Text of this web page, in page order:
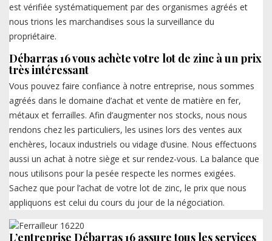
est vérifiée systématiquement par des organismes agréés et
nous trions les marchandises sous la surveillance du
propriétaire.
Débarras 16 vous achète votre lot de zinc à un prix
très intéressant
Vous pouvez faire confiance à notre entreprise, nous sommes
agréés dans le domaine d’achat et vente de matière en fer,
métaux et ferrailles. Afin d’augmenter nos stocks, nous nous
rendons chez les particuliers, les usines lors des ventes aux
enchères, locaux industriels ou vidage d’usine. Nous effectuons
aussi un achat à notre siège et sur rendez-vous. La balance que
nous utilisons pour la pesée respecte les normes exigées.
Sachez que pour l’achat de votre lot de zinc, le prix que nous
appliquons est celui du cours du jour de la négociation.
L’entreprise Débarras 16 assure tous les services